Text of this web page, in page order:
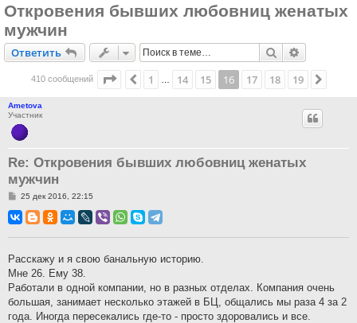
Откровения бывших любовниц женатых
мужчин
Ответить
Ответить Поиск
410 сообщений Страница 16из 19
Пред.
1 14 15 16 17 18 19
Ametova
Участник
Re: Откровения бывших любовниц женатых
мужчин
С
о
б
и
е
25 дек 2016, 22:15
Расскажу и я свою банальную историю.
Мне 26. Ему 38.
Работали в одной компании, но в разных отделах. Компания очень
большая, занимает несколько этажей в БЦ, общались мы раза 4 за 2
года. Иногда пересекались где-то - просто здоровались и все.